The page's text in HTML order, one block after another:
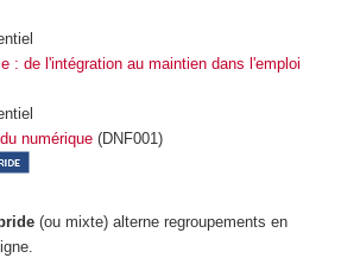
: de l'intégration au maintien dans l'emploi
numérique (DNF001)
(ou mixte) alterne regroupements en